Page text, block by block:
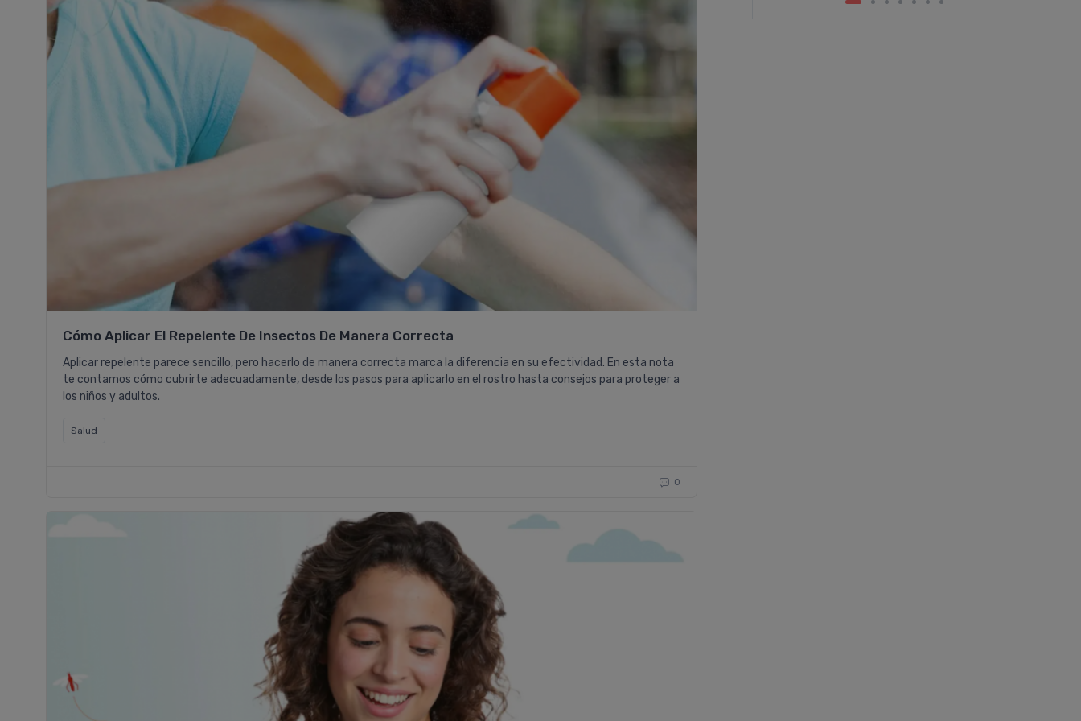
Cómo Aplicar El Repelente De Insectos De Manera Correcta
Aplicar repelente parece sencillo, pero hacerlo de manera correcta marca la diferencia en su efectividad. En esta nota
te contamos cómo cubrirte adecuadamente, desde los pasos para aplicarlo en el rostro hasta consejos para proteger a
los niños y adultos.
Salud
0